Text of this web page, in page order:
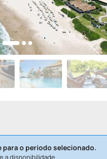
o período selecionado.
a disponibilidade.